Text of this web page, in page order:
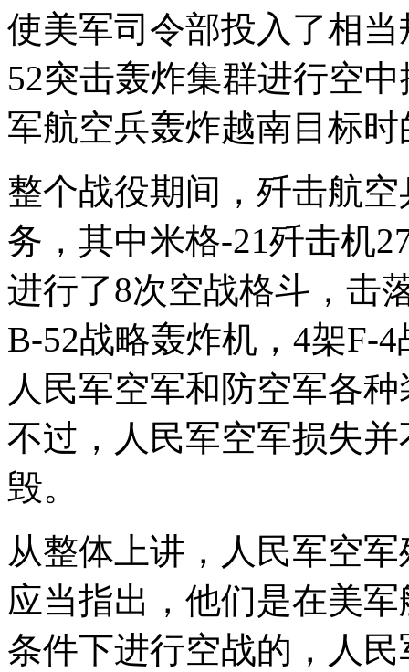
使美军司令部投入了相
52突击轰炸集群进行空
军航空兵轰炸越南目标
整个战役期间，歼击航
务，其中米格-21歼击机
进行了8次空战格斗，击
B-52战略轰炸机，4架F-
人民军空军和防空军各
不过，人民军空军损失
毁。
从整体上讲，人民军空
应当指出，他们是在美
条件下进行空战的，人